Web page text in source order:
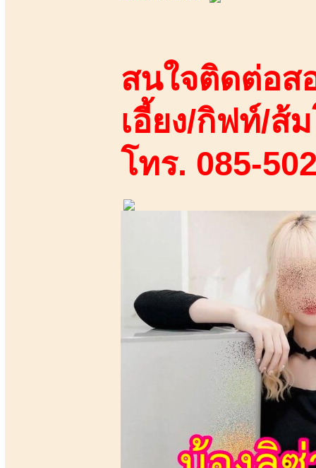
สนใจติดต่อส
เอี้ยง/กิฟท์/ส้
โทร. 085-